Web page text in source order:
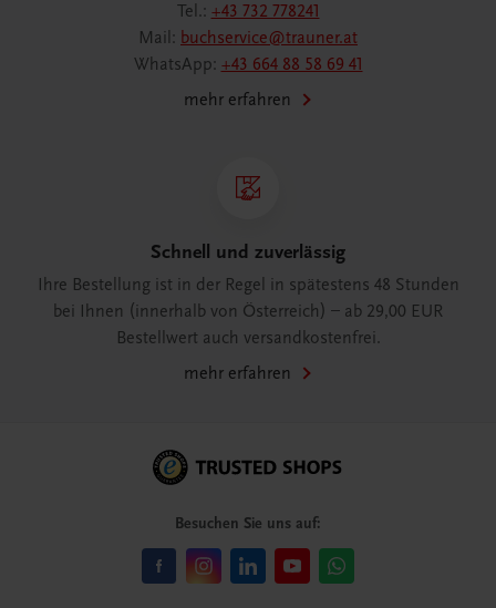
Tel.: +43 732 778241
Mail: buchservice@trauner.at
WhatsApp: +43 664 88 58 69 41
mehr erfahren
Schnell und zuverlässig
Ihre Bestellung ist in der Regel in spätestens 48 Stunden
bei Ihnen (innerhalb von Österreich) – ab 29,00 EUR
Bestellwert auch versandkostenfrei.
mehr erfahren
Besuchen Sie uns auf: